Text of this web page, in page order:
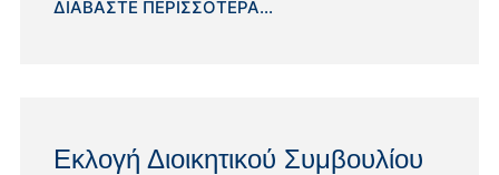
ΔΙΑΒΆΣΤΕ ΠΕΡΙΣΣΌΤΕΡΑ...
Εκλογή Διοικητικού Συμβουλίου